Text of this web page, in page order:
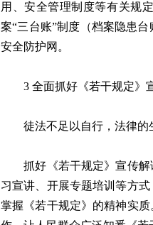
用、安全管理制度等有关规
案“三台账”制度（档案隐患
安全防护网。
3 全面抓好《若干规定》
徒法不足以自行，法律的生
抓好《若干规定》宣传解
习宣讲、开展专题培训等方
掌握《若干规定》的精神实